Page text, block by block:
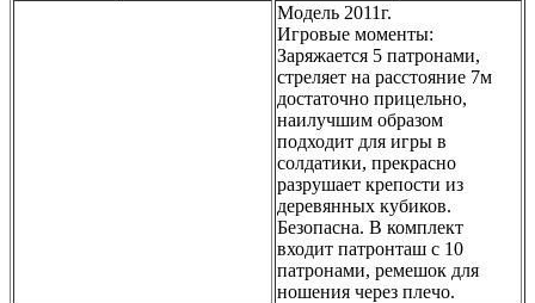
Модель 2011г.
Игровые моменты:
Заряжается 5 патронами,
стреляет на расстояние 7м
достаточно прицельно,
наилучшим образом
подходит для игры в
солдатики, прекрасно
разрушает крепости из
деревянных кубиков.
Безопасна. В комплект
входит патронташ с 10
патронами, ремешок для
ношения через плечо.